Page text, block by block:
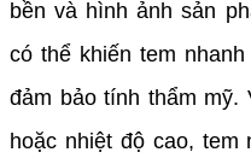
bền và hình ảnh sản
có thể khiến tem
đảm bảo tính thẩm
hoặc nhiệt độ cao, tem